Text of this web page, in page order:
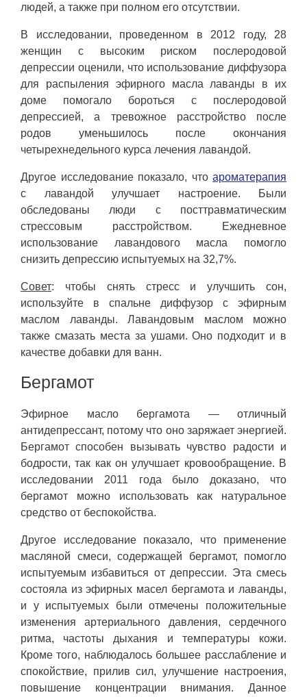
людей, а также при полном его отсутствии.
В исследовании, проведенном в 2012 году, 28
женщин с высоким риском послеродовой
депрессии оценили, что использование диффузора
для распыления эфирного масла лаванды в их
доме помогало бороться с послеродовой
депрессией, а тревожное расстройство после
родов уменьшилось после окончания
четырехнедельного курса лечения лавандой.
Другое исследование показало, что ароматерапия
с лавандой улучшает настроение. Были
обследованы люди с посттравматическим
стрессовым расстройством. Ежедневное
использование лавандового масла помогло
снизить депрессию испытуемых на 32,7%.
Совет: чтобы снять стресс и улучшить сон,
используйте в спальне диффузор с эфирным
маслом лаванды. Лавандовым маслом можно
также смазать места за ушами. Оно подходит и в
качестве добавки для ванн.
Бергамот
Эфирное масло бергамота — отличный
антидепрессант, потому что оно заряжает энергией.
Бергамот способен вызывать чувство радости и
бодрости, так как он улучшает кровообращение. В
исследовании 2011 года было доказано, что
бергамот можно использовать как натуральное
средство от беспокойства.
Другое исследование показало, что применение
масляной смеси, содержащей бергамот, помогло
испытуемым избавиться от депрессии. Эта смесь
состояла из эфирных масел бергамота и лаванды,
и у испытуемых были отмечены положительные
изменения артериального давления, сердечного
ритма, частоты дыхания и температуры кожи.
Кроме того, наблюдалось большее расслабление и
спокойствие, прилив сил, улучшение настроения,
повышение концентрации внимания. Данное